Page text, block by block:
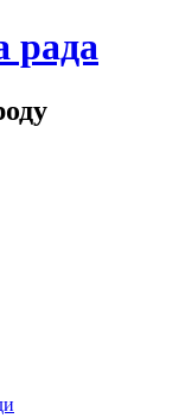
рада